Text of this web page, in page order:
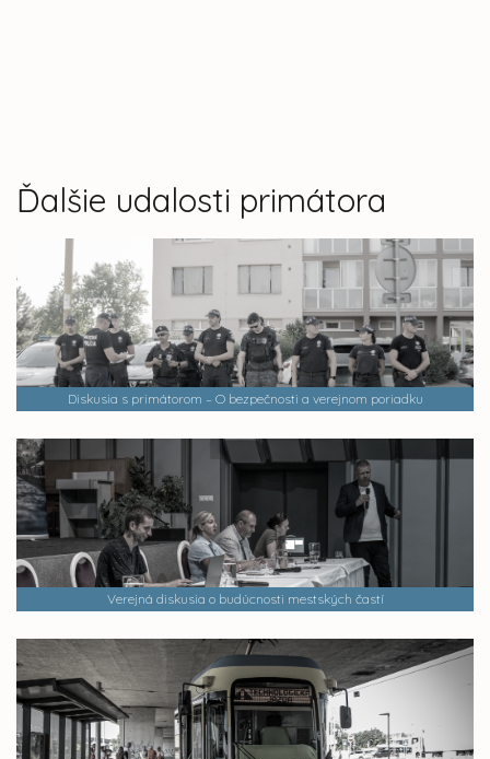
Ďalšie udalosti primátora
Diskusia s primátorom – O bezpečnosti a verejnom poriadku
Verejná diskusia o budúcnosti mestských častí